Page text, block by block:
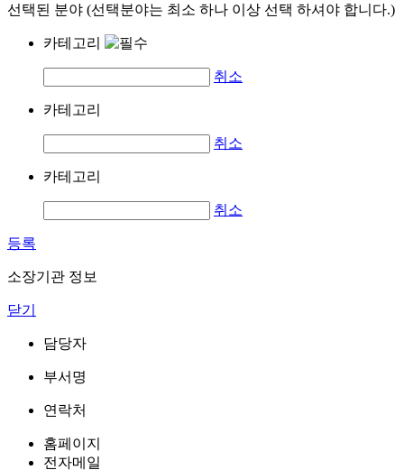
선택된 분야 (선택분야는 최소 하나 이상 선택 하셔야 합니다.)
카테고리
취소
카테고리
취소
카테고리
취소
등록
소장기관 정보
닫기
담당자
부서명
연락처
홈페이지
전자메일